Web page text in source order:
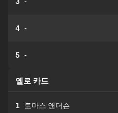
4 -
5 -
옐로 카드
1 토마스 앤더슨